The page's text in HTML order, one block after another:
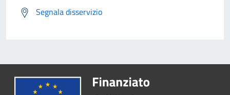
Segnala disservizio